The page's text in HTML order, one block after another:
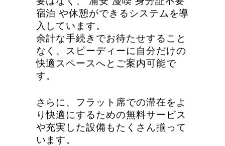
宿泊 や休憩ができるシステムを導
入しています。
余計な手続きでお待たせすること
なく、スピーディーに自分だけの
快適スペースへとご案内可能で
す。
さらに、フラット席での滞在をよ
り快適にするための無料サービス
や充実した設備もたくさん揃って
います。